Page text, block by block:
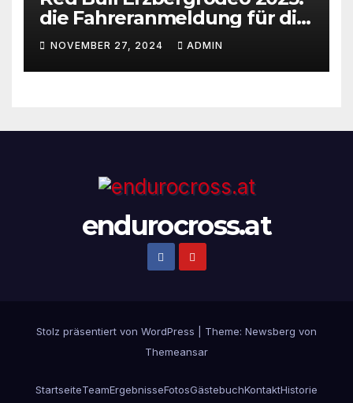
die Fahreranmeldung für die
29ste Auflage des weltweit
renommiertesten Extreme
Enduro Rennens startet am
NOVEMBER 27, 2024 ADMIN
endurocross.at
Stolz präsentiert von WordPress Theme: Newsberg von
Themeansar
StartseiteTeamErgebnisseFotosGästebuchKontaktHistorie